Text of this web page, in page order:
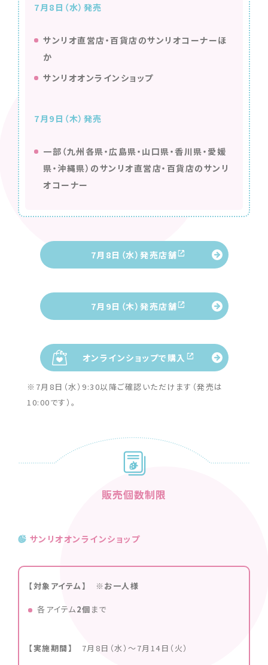
7月8日（水）発売
サンリオ直営店・百貨店のサンリオコーナーほ
か
サンリオオンラインショップ
7月9日（木）発売
一部（九州各県・広島県・山口県・香川県・愛媛
県・沖縄県）のサンリオ直営店・百貨店のサンリ
オコーナー
7月8日（水）発売店舗
7月9日（木）発売店舗
オンラインショップで購入
※7月8日（水）9:30以降ご確認いただけます（発売は
10:00です）。
販売個数制限
サンリオオンラインショップ
【対象アイテム】 ※お一人様
各アイテム2個 まで
【実施期間】 7月8日（水）〜7月14日（火）